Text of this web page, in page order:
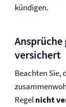
kündigen.
versichert
Beachten Sie,
Regelnicht